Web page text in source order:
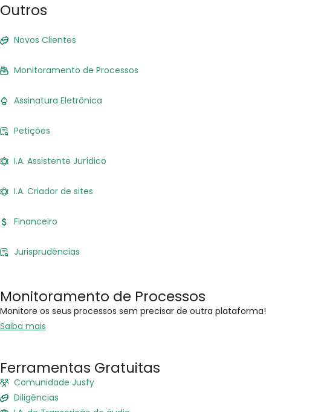
Outros
Novos Clientes
Monitoramento de Processos
Assinatura Eletrônica
Petições
I.A. Assistente Jurídico
I.A. Criador de sites
Financeiro
Jurisprudências
Monitoramento de Processos
Monitore os seus processos sem precisar de outra plataforma!
Saiba mais
Ferramentas Gratuitas
Comunidade Jusfy
Diligências